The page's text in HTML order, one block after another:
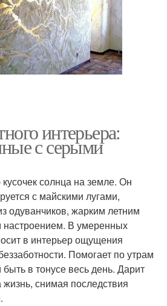
интерьера:
с серыми
солнца на земле. Он
с майскими лугами,
одуванчиков, жарким летним
В умеренных
в интерьер ощущения
Помогает по утрам
в тонусе весь день. Дарит
снимая последствия